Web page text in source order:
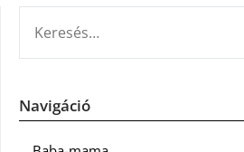
Navigáció